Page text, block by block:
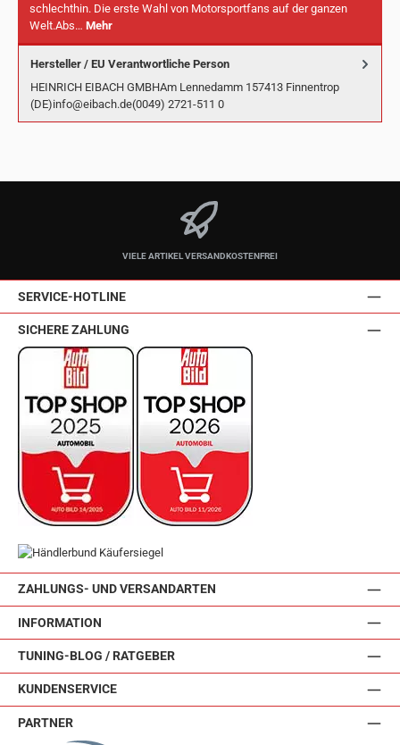
schlechthin. Die erste Wahl von Motorsportfans auf der ganzen
Welt.Abs… Mehr
Hersteller / EU Verantwortliche Person
HEINRICH EIBACH GMBHAm Lennedamm 157413 Finnentrop
(DE)info@eibach.de(0049) 2721-511 0
VIELE ARTIKEL VERSANDKOSTENFREI
SERVICE-HOTLINE
ZAHLUNGS- UND VERSANDARTEN
INFORMATION
TUNING-BLOG / RATGEBER
KUNDENSERVICE
SICHERE ZAHLUNG
PARTNER